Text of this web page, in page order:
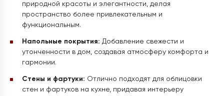
природной красоты и элегантности, делая
пространство более привлекательным и
функциональным.
Напольные покрытия: Добавление свежести и
утонченности в дом, создавая атмосферу комфорта и
гармонии.
Стены и фартуки: Отлично подходят для облицовки
стен и фартуков на кухне, придавая интерьеру